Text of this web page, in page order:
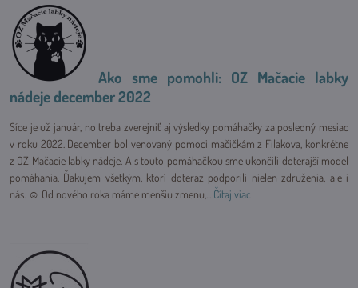
Ako sme pomohli: OZ Mačacie labky
nádeje december 2022
Síce je už január, no treba zverejniť aj výsledky pomáhačky za posledný mesiac
v roku 2022. December bol venovaný pomoci mačičkám z Fiľakova, konkrétne
z OZ Mačacie labky nádeje. A s touto pomáhačkou sme ukončili doterajší model
pomáhania. Ďakujem všetkým, ktorí doteraz podporili nielen združenia, ale i
nás. ☺ Od nového roka máme menšiu zmenu,... Čítaj viac